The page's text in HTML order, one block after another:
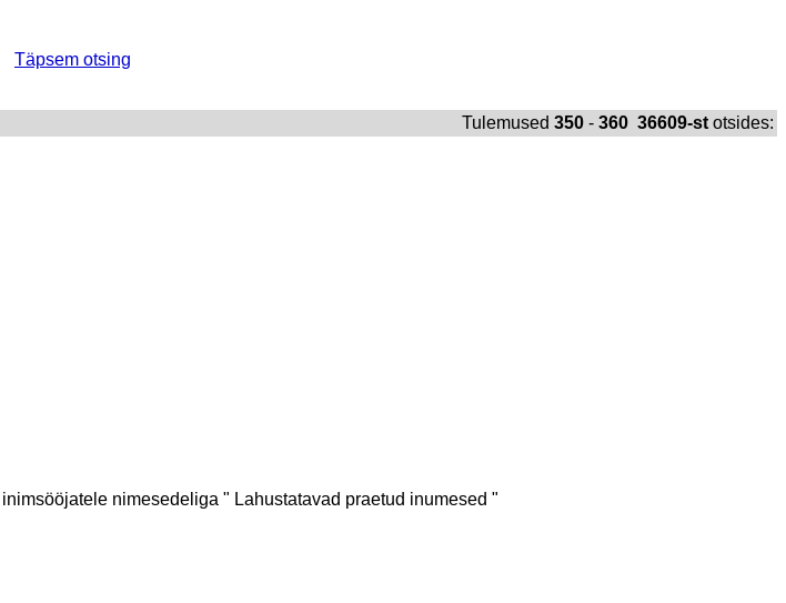
Täpsem otsing
Tulemused 350 - 360 36609-st otsides:
nimesedeliga " Lahustatavad praetud inumesed "